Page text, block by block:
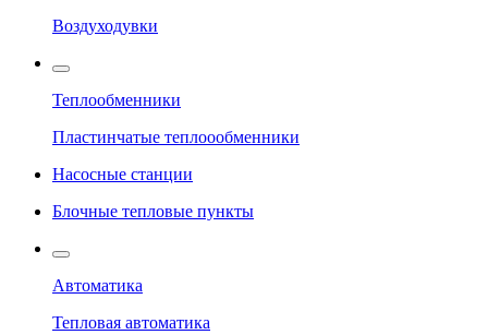
Воздуходувки
Теплообменники
Пластинчатые теплоообменники
Насосные станции
Блочные тепловые пункты
Автоматика
Тепловая автоматика